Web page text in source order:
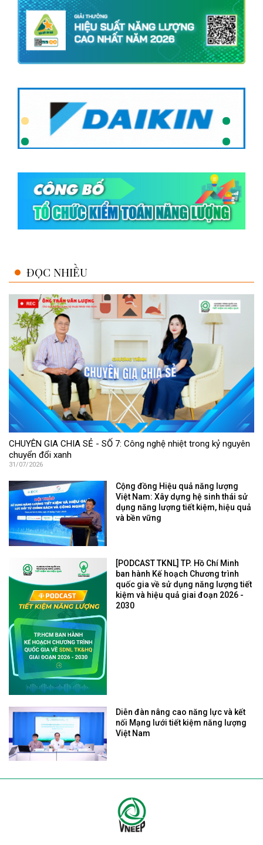
ĐỌC NHIỀU
CHUYÊN GIA CHIA SẺ - SỐ 7: Công nghệ nhiệt trong kỷ nguyên
chuyển đổi xanh
31/07/2026
Cộng đồng Hiệu quả năng lượng
Việt Nam: Xây dựng hệ sinh thái sử
dụng năng lượng tiết kiệm, hiệu quả
và bền vững
[PODCAST TKNL] TP. Hồ Chí Minh
ban hành Kế hoạch Chương trình
quốc gia về sử dụng năng lượng tiết
kiệm và hiệu quả giai đoạn 2026 -
2030
Diễn đàn nâng cao năng lực và kết
nối Mạng lưới tiết kiệm năng lượng
Việt Nam